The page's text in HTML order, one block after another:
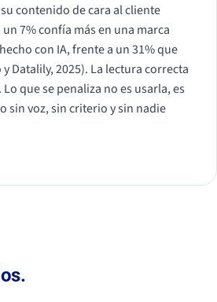
contenido de cara al cliente
7% confía más en una marca
con IA, frente a un 31% que
Datalily, 2025). La lectura correcta
que se penaliza no es usarla, es
sin voz, sin criterio y sin nadie